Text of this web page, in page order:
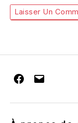
Facebook
E-
mail